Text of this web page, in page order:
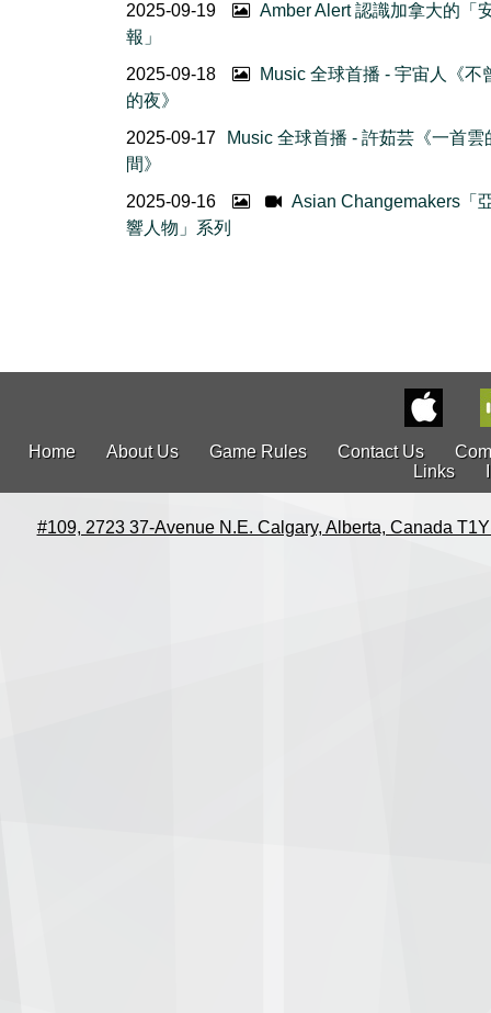
2025-09-19
Amber Alert 認識加拿大的「
報」
2025-09-18
Music 全球首播 - 宇宙人《不
的夜》
2025-09-17
Music 全球首播 - 許茹芸《一首雲
間》
2025-09-16
Asian Changemakers「
響人物」系列
Home About Us Game Rules Contact Us
Links
#109, 2723 37-Avenue N.E. Calgary, Alberta, Canada